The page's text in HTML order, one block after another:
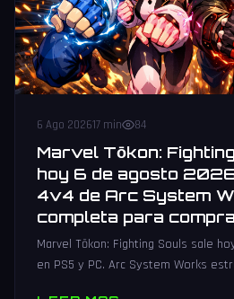
6 Ago 202617 min 84
Marvel Tōkon:
hoy 6 de agosto
4v4 de Arc System
completa para
Marvel Tōkon: Fighting Souls sale
en PS5 y PC. Arc System Works